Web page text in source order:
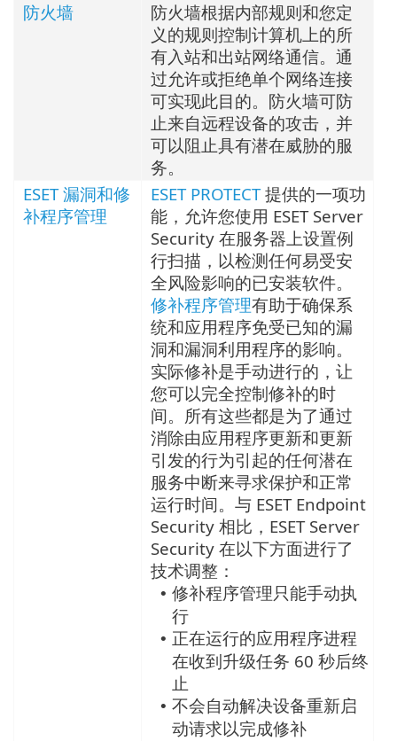
防火墙
防火墙根据内部规则和您定
义的规则控制计算机上的所
有入站和出站网络通信。通
过允许或拒绝单个网络连接
可实现此目的。防火墙可防
止来自远程设备的攻击，并
可以阻止具有潜在威胁的服
务。
ESET 漏洞和修
补程序管理
ESET PROTECT提供的一项功
能，允许您使用 ESET Server
Security 在服务器上设置例
行扫描，以检测任何易受安
全风险影响的已安装软件。
修补程序管理有助于确保系
统和应用程序免受已知的漏
洞和漏洞利用程序的影响。
实际修补是手动进行的，让
您可以完全控制修补的时
间。所有这些都是为了通过
消除由应用程序更新和更新
引发的行为引起的任何潜在
服务中断来寻求保护和正常
运行时间。与 ESET Endpoint
Security 相比，ESET Server
Security 在以下方面进行了
技术调整：
• 修补程序管理只能手动执
行
• 正在运行的应用程序进程
在收到升级任务 60 秒后终
止
• 不会自动解决设备重新启
动请求以完成修补